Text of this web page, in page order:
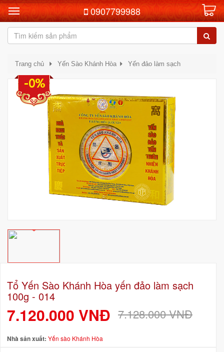
0907799988
Trang chủ Yến Sào Khánh Hòa Yến đảo làm sạch
-0%
Tổ Yến Sào Khánh Hòa yến đảo làm sạch
100g - 014
7.128.000 VNĐ
7.120.000 VNĐ
Nhà sản xuất: Yến sào Khánh Hòa